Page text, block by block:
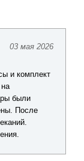
03 мая 2026
и комплект
были
После